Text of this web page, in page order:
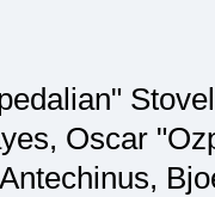
Oscar